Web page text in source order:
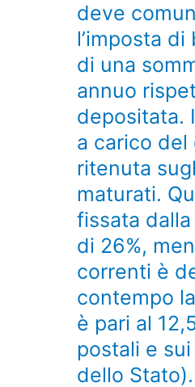
deve
l’imposta
di una
annuo
depositata.
a carico
ritenuta
maturati.
fissata
di 26%,
correnti è
contempo
è pari al
postali e
dello